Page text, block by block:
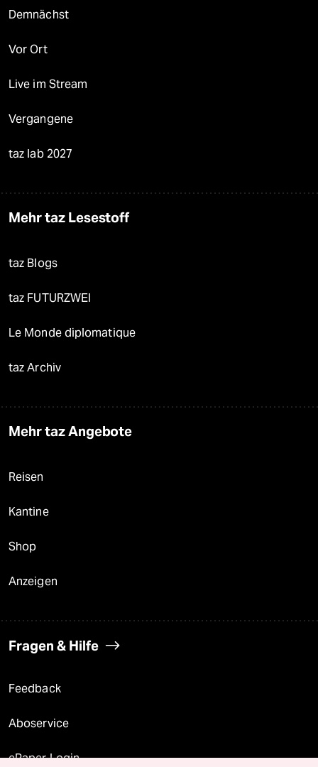
Demnächst
Vor Ort
Live im Stream
Vergangene
taz lab 2027
Mehr taz Lesestoff
taz Blogs
taz FUTURZWEI
Le Monde diplomatique
taz Archiv
Mehr taz Angebote
Reisen
Kantine
Shop
Anzeigen
Fragen & Hilfe
Feedback
Aboservice
ePaper Login